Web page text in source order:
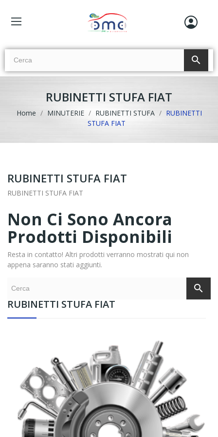
search
RUBINETTI STUFA FIAT
Home MINUTERIE RUBINETTI STUFA
RUBINETTI
STUFA FIAT
RUBINETTI STUFA FIAT
RUBINETTI STUFA FIAT
RUBINETTI STUFA FIAT
Non Ci Sono Ancora
Prodotti Disponibili
Resta in contatto! Altri prodotti verranno mostrati qui non
appena saranno stati aggiunti.
search